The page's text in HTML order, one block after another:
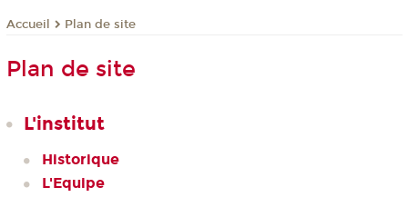
Accueil Plan de site
Plan de site
L'institut
Historique
L'Equipe